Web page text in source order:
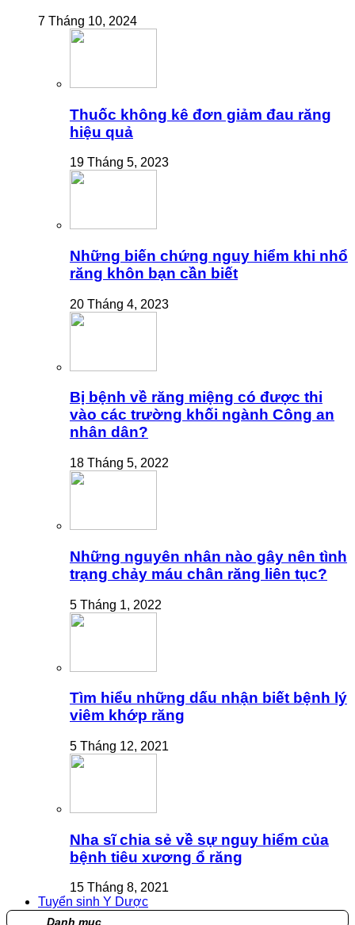
7 Tháng 10, 2024
Thuốc không kê đơn giảm đau răng
hiệu quả
19 Tháng 5, 2023
Những biến chứng nguy hiểm khi nhổ
răng khôn bạn cần biết
20 Tháng 4, 2023
Bị bệnh về răng miệng có được thi
vào các trường khối ngành Công an
nhân dân?
18 Tháng 5, 2022
Những nguyên nhân nào gây nên tình
trạng chảy máu chân răng liên tục?
5 Tháng 1, 2022
Tìm hiểu những dấu nhận biết bệnh lý
viêm khớp răng
5 Tháng 12, 2021
Nha sĩ chia sẻ về sự nguy hiểm của
bệnh tiêu xương ổ răng
15 Tháng 8, 2021
Tuyển sinh Y Dược
Danh mục